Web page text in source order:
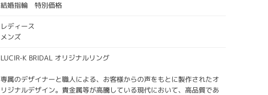
結婚指輪 特別価格
レディース
メンズ
LUCIR-K BRIDAL オリジナルリング
専属のデザイナーと職人による、お客様からの声をもとに製作されたオ
リジナルデザイン。貴金属等が高騰している現代において、高品質であ